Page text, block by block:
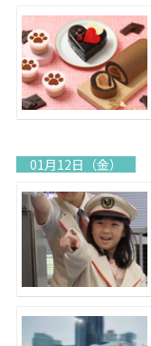
01月12日（金）